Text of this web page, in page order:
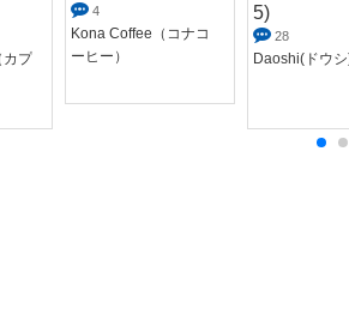
カプ
4
Kona Coffee（コナコ
ーヒー）
5)
28
Daoshi(ドウ